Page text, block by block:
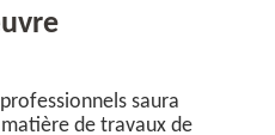
saura
de travaux de